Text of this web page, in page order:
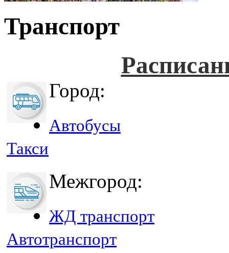
Транспорт
Город:
Автобусы
Такси
Межгород:
ЖД транспорт
Автотранспорт